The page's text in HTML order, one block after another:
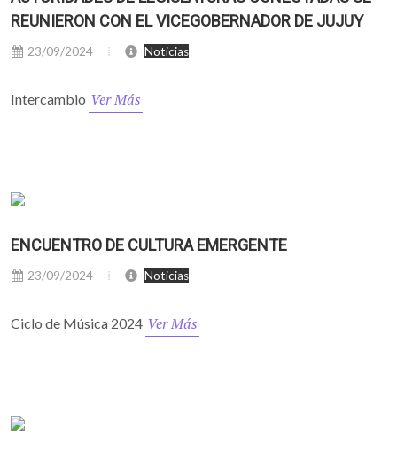
REUNIERON CON EL VICEGOBERNADOR DE JUJUY
23/09/2024 Noticias
Intercambio Ver Más
ENCUENTRO DE CULTURA EMERGENTE
23/09/2024 Noticias
Ciclo de Música 2024 Ver Más